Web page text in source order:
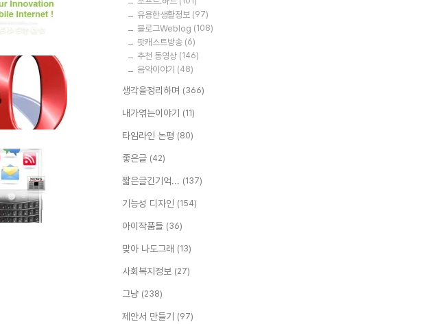
유용한생활정보 (97)
블로그Weblog (108)
팟캐스트방송 (6)
추천 동영상 (146)
음악이야기 (48)
생각을정리하며 (366)
내가엮는이야기 (11)
타임라인 논평 (80)
좋은글 (42)
짧은글긴기억... (137)
기능성 디자인 (154)
아이작품들 (36)
맞아 나도그래 (13)
사회복지정보 (27)
그냥 (238)
제안서 만들기 (97)